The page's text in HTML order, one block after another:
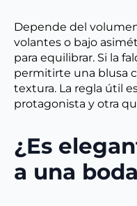
Depende del
volantes o bajo
para equilibrar. Si la
permitirte una blusa
textura. La regla útil
protagonista y otra
¿Es
a una